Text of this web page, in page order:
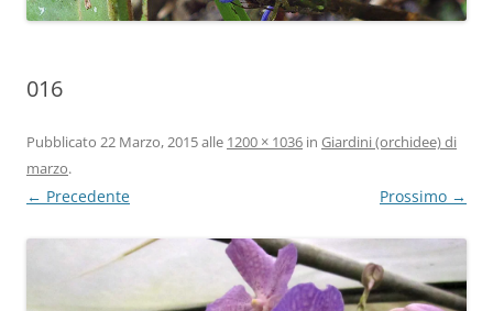
016
Pubblicato 22 Marzo, 2015alle 1200 × 1036 in Giardini (orchidee) di
marzo.
← Precedente Prossimo →